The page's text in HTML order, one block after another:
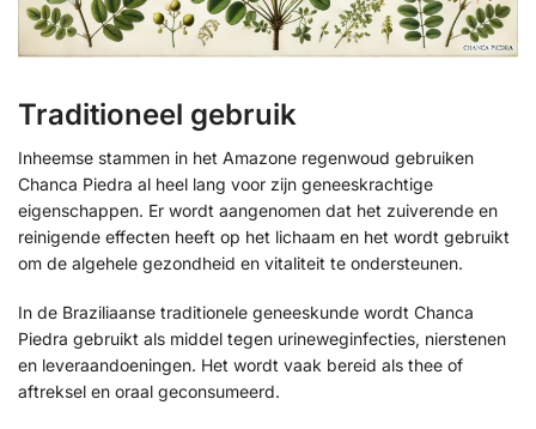
Traditioneel gebruik
Inheemse stammen in het Amazone regenwoud gebruiken
Chanca Piedra al heel lang voor zijn geneeskrachtige
eigenschappen. Er wordt aangenomen dat het zuiverende en
reinigende effecten heeft op het lichaam en het wordt gebruikt
om de algehele gezondheid en vitaliteit te ondersteunen.
In de Braziliaanse traditionele geneeskunde wordt Chanca
Piedra gebruikt als middel tegen urineweginfecties, nierstenen
en leveraandoeningen. Het wordt vaak bereid als thee of
aftreksel en oraal geconsumeerd.